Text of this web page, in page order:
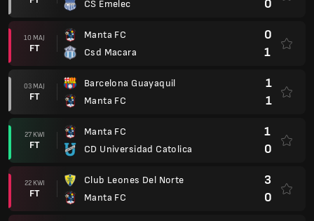
CS Emelec
0
10 MAJ
FT
Manta FC
Csd Macara
0
1
03 MAJ
FT
Barcelona Guayaquil
Manta FC
1
1
27 KWI
FT
Manta FC
CD Universidad Catolica
1
0
22 KWI
FT
Club Leones Del Norte
Manta FC
3
0